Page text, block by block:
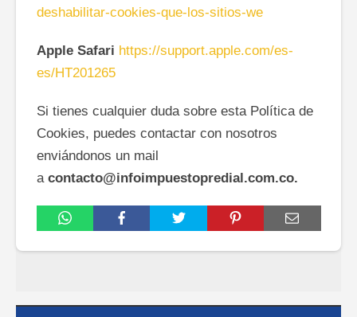
deshabilitar-cookies-que-los-sitios-we
Apple Safari https://support.apple.com/es-
es/HT201265
Si tienes cualquier duda sobre esta Política de
Cookies, puedes contactar con nosotros
enviándonos un mail
a contacto@infoimpuestopredial.com.co.